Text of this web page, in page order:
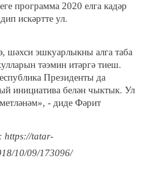
программа 2020 елга кадәр
искәртте ул.
шәхси эшкуарлыкны алга таба
тәэмин итәргә тиеш.
Президенты да
инициатива белән чыктык. Ул
- диде Фәрит
https://tatar-
10/09/173096/